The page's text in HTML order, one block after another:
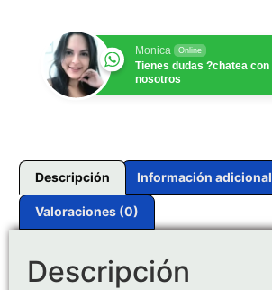
Monica Online
Tienes dudas ?chatea con
nosotros
Descripción Información adicional
Valoraciones (0)
Descripción